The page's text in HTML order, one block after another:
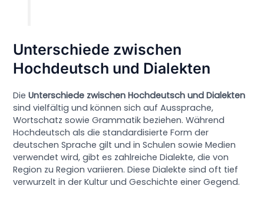
Unterschiede zwischen
Hochdeutsch und Dialekten
DieUnterschiede zwischen Hochdeutsch und Dialekten
sind vielfältig und können sich auf Aussprache,
Wortschatz sowie Grammatik beziehen. Während
Hochdeutsch als die standardisierte Form der
deutschen Sprache gilt und in Schulen sowie Medien
verwendet wird, gibt es zahlreiche Dialekte, die von
Region zu Region variieren. Diese Dialekte sind oft tief
verwurzelt in der Kultur und Geschichte einer Gegend.